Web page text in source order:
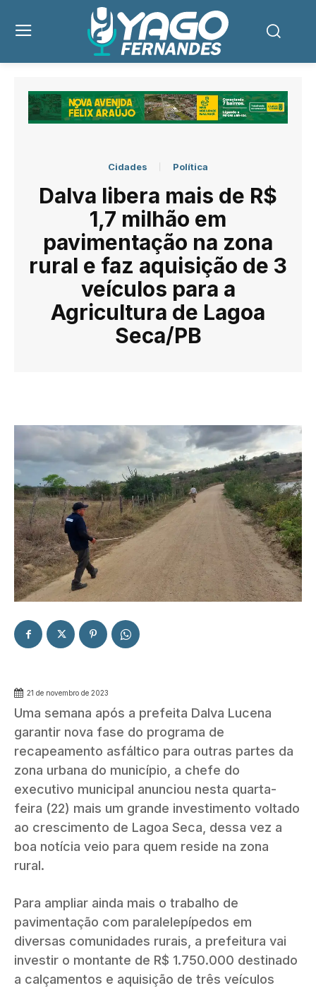
Cidades Política
Dalva libera mais de R$
1,7 milhão em
pavimentação na zona
rural e faz aquisição de 3
veículos para a
Agricultura de Lagoa
Seca/PB
21 de novembro de 2023
Uma semana após a prefeita Dalva Lucena
garantir nova fase do programa de
recapeamento asfáltico para outras partes da
zona urbana do município, a chefe do
executivo municipal anunciou nesta quarta-
feira (22) mais um grande investimento voltado
ao crescimento de Lagoa Seca, dessa vez a
boa notícia veio para quem reside na zona
rural.
Para ampliar ainda mais o trabalho de
pavimentação com paralelepípedos em
diversas comunidades rurais, a prefeitura vai
investir o montante de R$ 1.750.000 destinado
a calçamentos e aquisição de três veículos